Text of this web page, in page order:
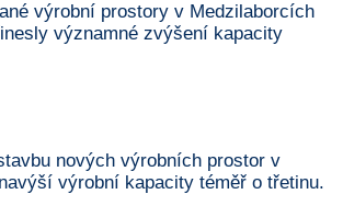
výrobní prostory v Medzilaborcích
významné zvýšení kapacity
nových výrobních prostor v
výrobní kapacity téměř o třetinu.